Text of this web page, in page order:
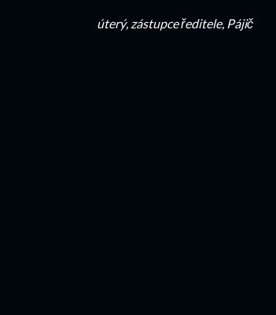
úterý, zástupce ředitele, Pájič